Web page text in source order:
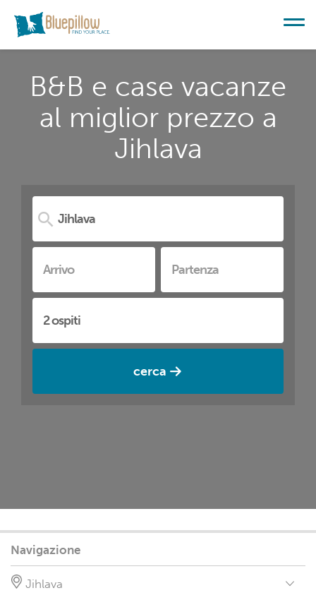
B&B e case vacanze
al miglior prezzo a
Jihlava
cerca
Navigazione
Jihlava